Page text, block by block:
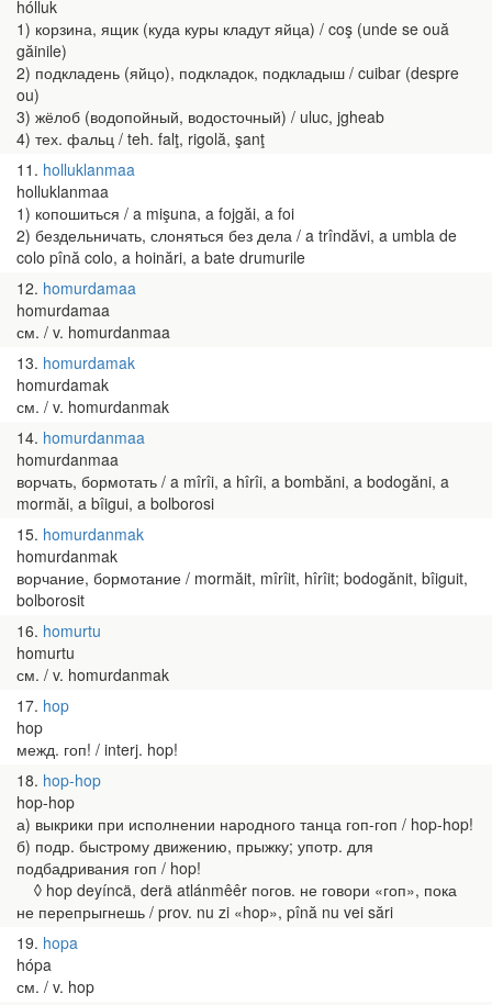
hólluk
1) корзина, ящик (куда куры кладут яйца) / coş (unde se ouă
găinile)
2) подкладень (яйцо), подкладок, подкладыш / cuibar (despre
ou)
3) жёлоб (водопойный, водосточный) / uluc, jgheab
4) тех. фальц / teh. falţ, rigolă, şanţ
11 holluklanmaa
holluklanmaa
1) копошиться / a mişuna, a fojgăi, a foi
2) бездельничать, слоняться без дела / a trîndăvi, a umbla de
colo pînă colo, a hoinări, a bate drumurile
12 homurdamaa
homurdamaa
см. / v. homurdanmaa
13 homurdamak
homurdamak
см. / v. homurdanmak
14 homurdanmaa
homurdanmaa
ворчать, бормотать / a mîrîi, a hîrîi, a bombăni, a bodogăni, a
mormăi, a bîigui, a bolborosi
15 homurdanmak
homurdanmak
ворчание, бормотание / mormăit, mîrîit, hîrîit; bodogănit, bîiguit,
bolborosit
16 homurtu
homurtu
см. / v. homurdanmak
17 hop
hop
межд. гоп! / interj. hop!
18 hop-hop
hop-hop
а) выкрики при исполнении народного танца гоп-гоп / hop-hop!
б) подр. быстрому движению, прыжку; употр. для
подбадривания гоп / hop!
◊ hop deyíncä, derä atlánmêêr погов. не говори «гоп», пока
не перепрыгнешь / prov. nu zi «hop», pînă nu vei sări
19 hopa
hópa
см. / v. hop